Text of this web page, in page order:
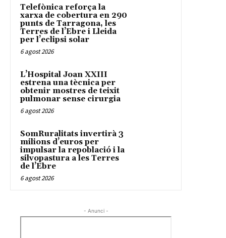
Telefònica reforça la
xarxa de cobertura en 290
punts de Tarragona, les
Terres de l’Ebre i Lleida
per l’eclipsi solar
6 agost 2026
L’Hospital Joan XXIII
estrena una tècnica per
obtenir mostres de teixit
pulmonar sense cirurgia
6 agost 2026
SomRuralitats invertirà 3
milions d’euros per
impulsar la repoblació i la
silvopastura a les Terres
de l’Ebre
6 agost 2026
- Anunci -